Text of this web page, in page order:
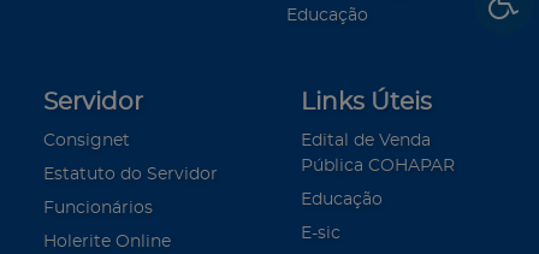
Educação
Servidor
Consignet
Estatuto do Servidor
Funcionários
Holerite Online
Links Úteis
Edital de Venda
Pública COHAPAR
Educação
E-sic